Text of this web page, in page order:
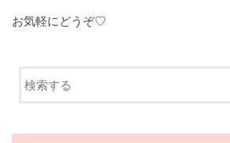
お気軽にどうぞ♡